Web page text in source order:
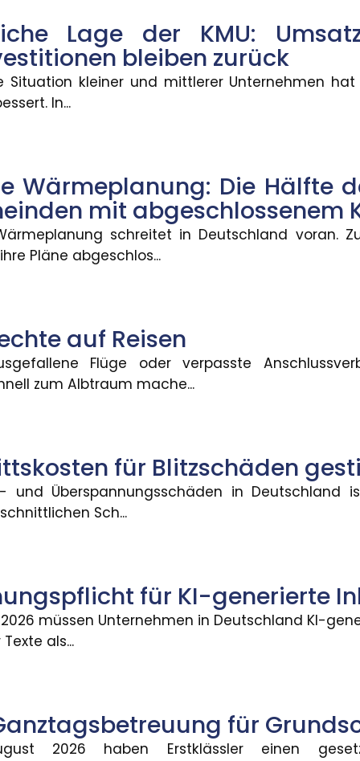
Lage der KMU:
bleiben zurück
Situation kleiner und mittlerer Unternehmen
In...
Wärmeplanung: Die Hälfte
mit abgeschlossenem
schreitet in Deutschland voran.
Pläne abgeschlos...
auf Reisen
Flüge oder verpasste
zum Albtraum mache...
für Blitzschäden
und Überspannungsschäden in Deutschland
Sch...
für KI-generierte
müssen Unternehmen in Deutschland KI-
als...
für
2026 haben Erstklässler einen
KI-generierte Inhalte
in Deutschland KI-generierte Inhalte wie
für Grundschulkinder
gesetzlichen Anspruch auf
Regress gegen
Rechtsschutzversicherungen Anwälte auch
Beweislast liegt beim
Waschstraße, gibt es immer wieder Streit über
und
werden und digitale Ausweise,
als Hebel für
Frühstart-Rente für Kinder ab sechs Jahren.
bei
darstellen und zu Mängelansprüchen